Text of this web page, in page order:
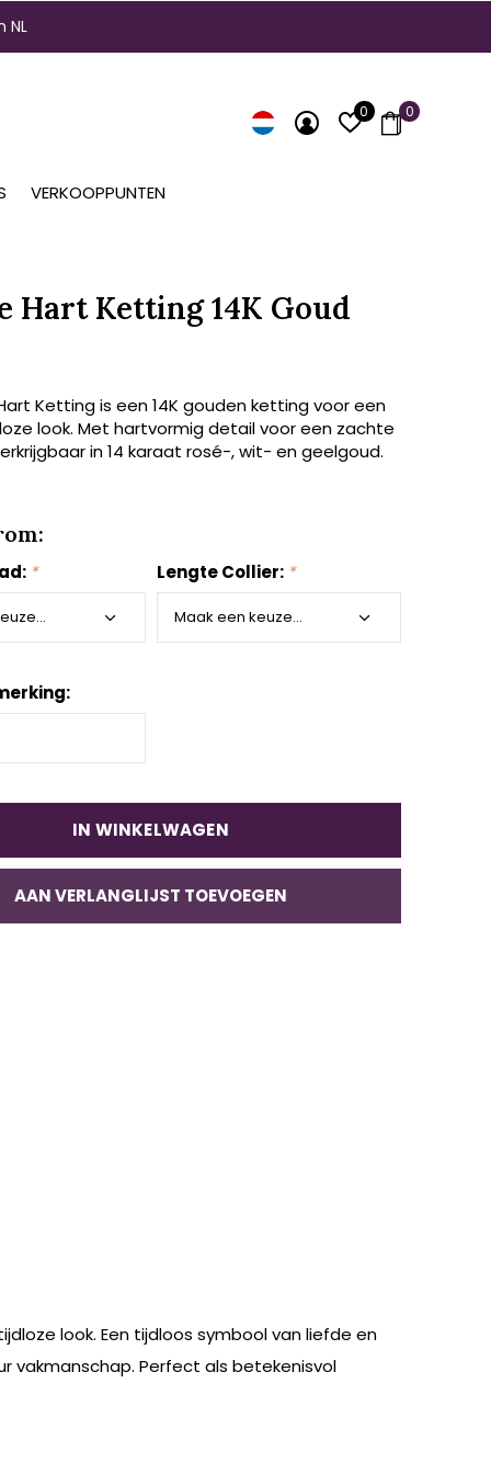
VERKOOPPUNTEN
0 0
NL
Hart Ketting 14K Goud
Ketting is een 14K gouden ketting voor een
look. Met hartvormig detail voor een zachte
in 14 karaat rosé-, wit- en geelgoud.
* Lengte Collier: *
IN WINKELWAGEN
AAN VERLANGLIJST TOEVOEGEN
look. Een tijdloos symbool van liefde en
vakmanschap. Perfect als betekenisvol